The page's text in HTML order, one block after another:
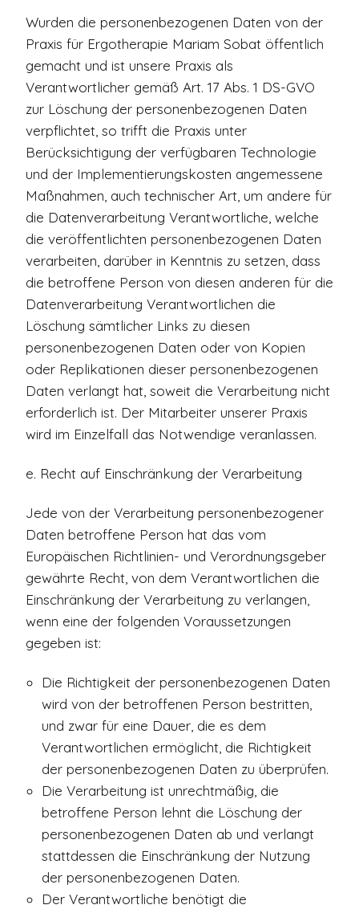
Wurden die personenbezogenen Daten von der
Praxis für Ergotherapie Mariam Sobat öffentlich
gemacht und ist unsere Praxis als
Verantwortlicher gemäß Art. 17 Abs. 1 DS-GVO
zur Löschung der personenbezogenen Daten
verpflichtet, so trifft die Praxis unter
Berücksichtigung der verfügbaren Technologie
und der Implementierungskosten angemessene
Maßnahmen, auch technischer Art, um andere für
die Datenverarbeitung Verantwortliche, welche
die veröffentlichten personenbezogenen Daten
verarbeiten, darüber in Kenntnis zu setzen, dass
die betroffene Person von diesen anderen für die
Datenverarbeitung Verantwortlichen die
Löschung sämtlicher Links zu diesen
personenbezogenen Daten oder von Kopien
oder Replikationen dieser personenbezogenen
Daten verlangt hat, soweit die Verarbeitung nicht
erforderlich ist. Der Mitarbeiter unserer Praxis
wird im Einzelfall das Notwendige veranlassen.
e. Recht auf Einschränkung der Verarbeitung
Jede von der Verarbeitung personenbezogener
Daten betroffene Person hat das vom
Europäischen Richtlinien- und Verordnungsgeber
gewährte Recht, von dem Verantwortlichen die
Einschränkung der Verarbeitung zu verlangen,
wenn eine der folgenden Voraussetzungen
gegeben ist:
Die Richtigkeit der personenbezogenen Daten
wird von der betroffenen Person bestritten,
und zwar für eine Dauer, die es dem
Verantwortlichen ermöglicht, die Richtigkeit
der personenbezogenen Daten zu überprüfen.
Die Verarbeitung ist unrechtmäßig, die
betroffene Person lehnt die Löschung der
personenbezogenen Daten ab und verlangt
stattdessen die Einschränkung der Nutzung
der personenbezogenen Daten.
Der Verantwortliche benötigt die